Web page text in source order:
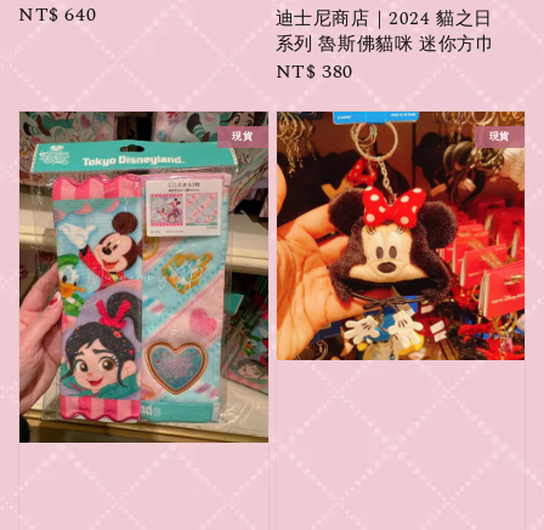
Regular
NT$ 640
迪士尼商店｜2024 貓之日
系列 魯斯佛貓咪 迷你方巾
Regular
NT$ 380
現貨 現貨